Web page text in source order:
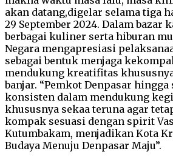
akan datang,digelar selama tiga
29 September 2024. Dalam bazar
berbagai kuliner serta hiburan
Negara mengapresiasi
sebagai bentuk menjaga
mendukung kreatifitas
banjar. “Pemkot Denpasar
konsisten dalam mendukung
khususnya sekaa teruna agar
kompak sesuasi dengan spirit
Kutumbakam, menjadikan Kota
Budaya Menuju Denpasar Maju”.